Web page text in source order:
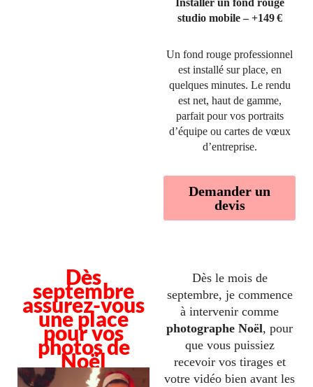
Installer un fond rouge
studio mobile – +149 €
Un fond rouge professionnel
est installé sur place, en
quelques minutes. Le rendu
est net, haut de gamme,
parfait pour vos portraits
d’équipe ou cartes de vœux
d’entreprise.
Demander un
devis
Dès
septembre
assurez-vous
une place
pour vos
photos de
Noël
Dès le mois de
septembre, je commence
à intervenir comme
photographe Noël, pour
que vous puissiez
recevoir vos tirages et
votre vidéo bien avant les